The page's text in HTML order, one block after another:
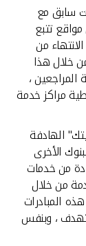
سابق مع
في مواقع تتبع
من
خلال هذا
،
مراكز خدمة
الهادفة
الأخرى
من خدمات
من خلال
المبادرات
تهدف ، وبنفس